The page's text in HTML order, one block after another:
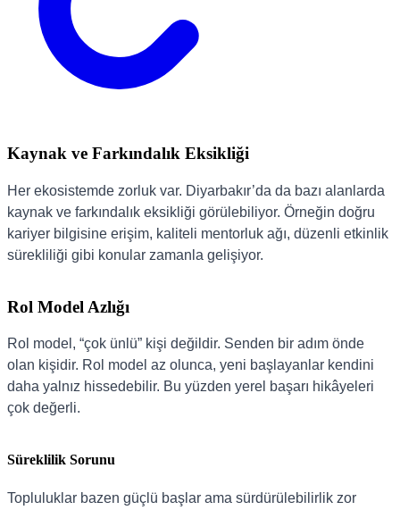
Kaynak ve Farkındalık Eksikliği
Her ekosistemde zorluk var. Diyarbakır’da da bazı alanlarda
kaynak ve farkındalık eksikliği görülebiliyor. Örneğin doğru
kariyer bilgisine erişim, kaliteli mentorluk ağı, düzenli etkinlik
sürekliliği gibi konular zamanla gelişiyor.
Rol Model Azlığı
Rol model, “çok ünlü” kişi değildir. Senden bir adım önde
olan kişidir. Rol model az olunca, yeni başlayanlar kendini
daha yalnız hissedebilir. Bu yüzden yerel başarı hikâyeleri
çok değerli.
Süreklilik Sorunu
Topluluklar bazen güçlü başlar ama sürdürülebilirlik zor